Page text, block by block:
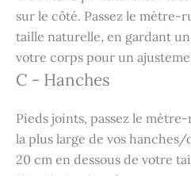
sur le côté. Passez le mètre-
taille naturelle, en gardant
votre corps pour un
C - Hanches
Pieds joints, passez le
la plus large de vos hanches/
20 cm en dessous de votre